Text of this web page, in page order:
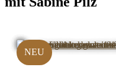
NEU